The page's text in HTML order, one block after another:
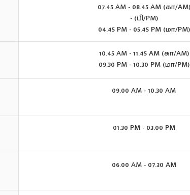
07.45 AM - 08.45 AM (கா/AM)
- (பி/PM)
04.45 PM - 05.45 PM (மா/PM)
10.45 AM - 11.45 AM (கா/AM)
09.30 PM - 10.30 PM (மா/PM)
09.00 AM - 10.30 AM
01.30 PM - 03.00 PM
06.00 AM - 07.30 AM